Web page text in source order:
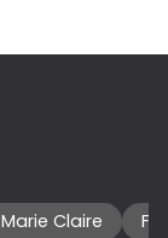
Marie Claire